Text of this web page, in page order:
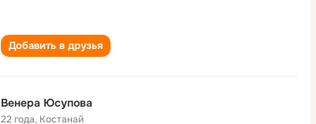
Добавить в друзья
Венера Юсупова
22 года, Костанай